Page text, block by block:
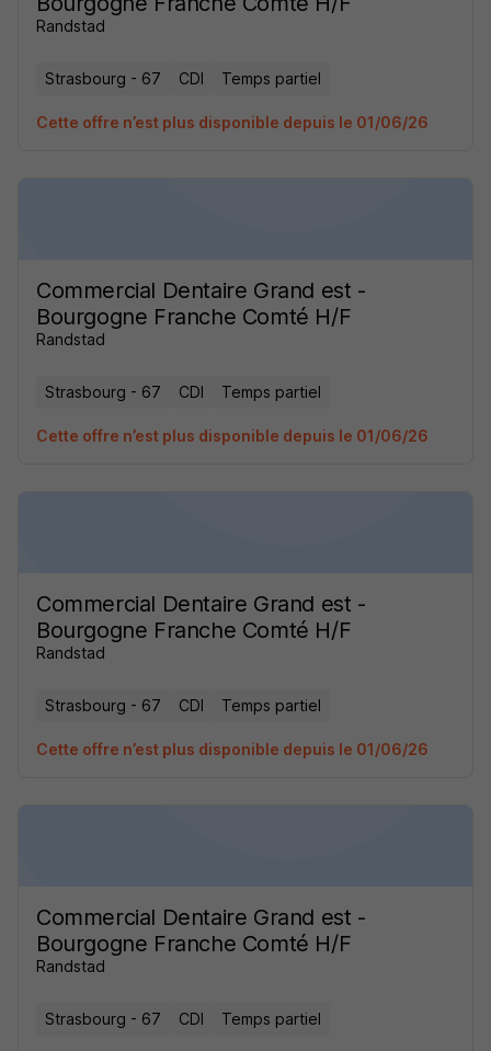
Randstad
Strasbourg - 67 CDI Temps partiel
Cette offre n’est plus disponible depuis le 01/06/26
Commercial Dentaire Grand est -
Bourgogne Franche Comté H/F
Randstad
Strasbourg - 67 CDI Temps partiel
Cette offre n’est plus disponible depuis le 01/06/26
Commercial Dentaire Grand est -
Bourgogne Franche Comté H/F
Randstad
Strasbourg - 67 CDI Temps partiel
Cette offre n’est plus disponible depuis le 01/06/26
Commercial Dentaire Grand est -
Bourgogne Franche Comté H/F
Randstad
Strasbourg - 67 CDI Temps partiel